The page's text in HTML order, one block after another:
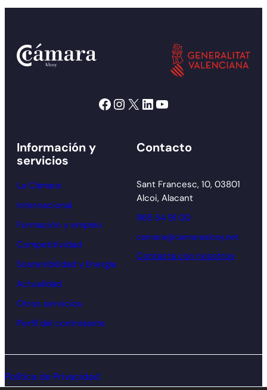
Facebook Instagram X LinkedIn YouTube
Información y
servicios
La Cámara
Internacional
Formación y empleo
Competitividad
Sostenibilidad y Energía
Actualidad
Otros servicios
Perfil del contratante
Contacto
Sant Francesc, 10, 03801
Alcoi, Alacant
965 54 91 00
camara@camaraalcoy.net
Contacta con nosotros
Política de Privacidad